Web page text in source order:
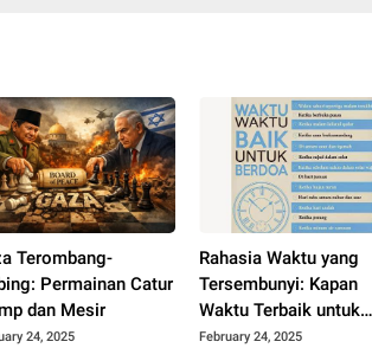
Terombang-
Permainan Catur
dan Mesir
24, 2025
Rahasia Waktu yang
Tersembunyi: Kapan
Waktu Terbaik untuk
Berdoa?
February 24, 2025